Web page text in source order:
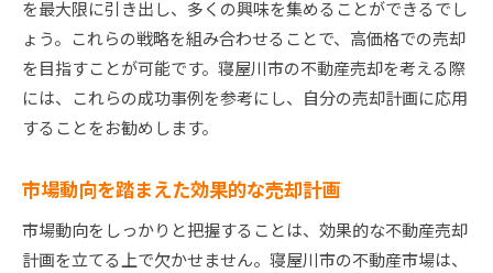
を最大限に引き出し、多くの興味を集めることができるでし
ょう。これらの戦略を組み合わせることで、高価格での売却
を目指すことが可能です。寝屋川市の不動産売却を考える際
には、これらの成功事例を参考にし、自分の売却計画に応用
することをお勧めします。
市場動向を踏まえた効果的な売却計画
市場動向をしっかりと把握することは、効果的な不動産売却
計画を立てる上で欠かせません。寝屋川市の不動産市場は、